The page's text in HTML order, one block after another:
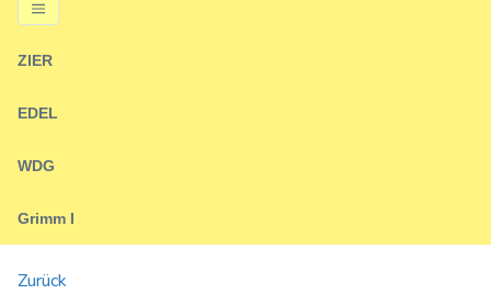
ZIER
EDEL
WDG
Grimm I
Zurück